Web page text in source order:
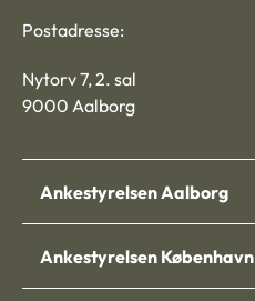
Postadresse:
Nytorv 7, 2. sal
9000 Aalborg
Ankestyrelsen Aalborg
Ankestyrelsen København